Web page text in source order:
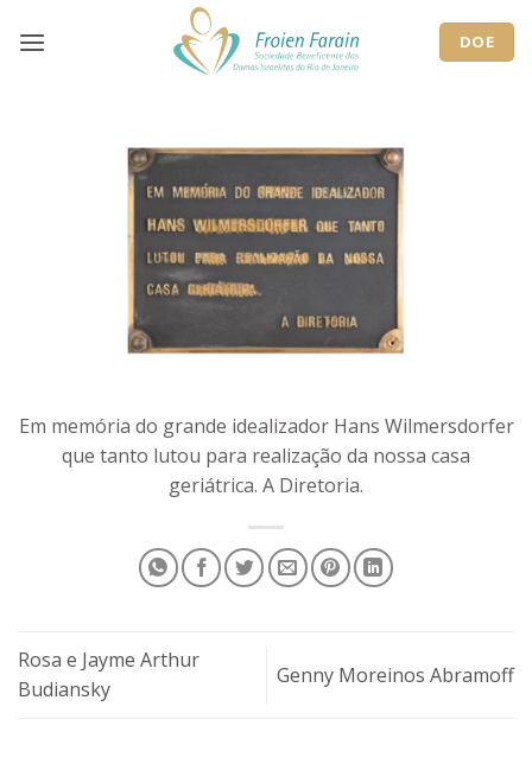
DOE
Em memória do grande idealizador Hans Wilmersdorfer
que tanto lutou para realização da nossa casa
geriátrica. A Diretoria.
Rosa e Jayme Arthur
Budiansky
Genny Moreinos Abramoff